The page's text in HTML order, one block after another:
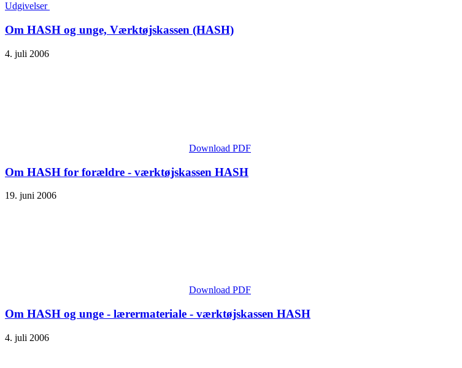
Udgivelser
Om HASH og unge, Værktøjskassen (HASH)
4. juli 2006
Download PDF
Om HASH for forældre - værktøjskassen HASH
19. juni 2006
Download PDF
Om HASH og unge - lærermateriale - værktøjskassen HASH
4. juli 2006